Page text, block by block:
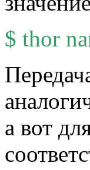
$ thor
а вот